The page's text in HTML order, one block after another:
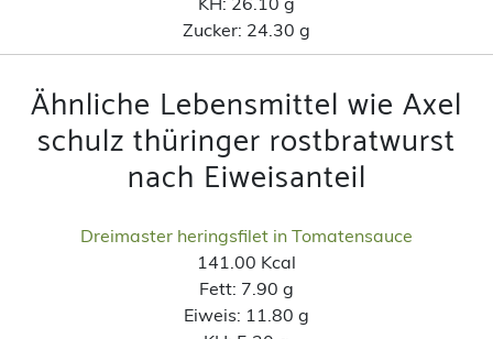
Zucker: 24.30 g
Ähnliche Lebensmittel wie Axel
schulz thüringer rostbratwurst
nach Eiweisanteil
Dreimaster heringsfilet in Tomatensauce
141.00 Kcal
Fett: 7.90 g
Eiweis: 11.80 g